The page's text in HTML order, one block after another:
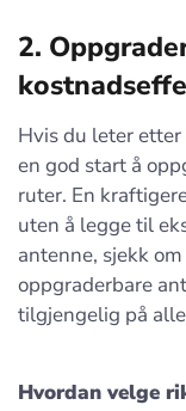
2.
Hvis du leter
en god start å
ruter. En
uten å legge til
antenne, sjekk
oppgraderbare
tilgjengelig på
Hvordan velge